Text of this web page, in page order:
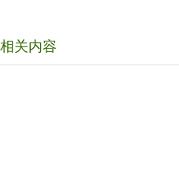
相关内容